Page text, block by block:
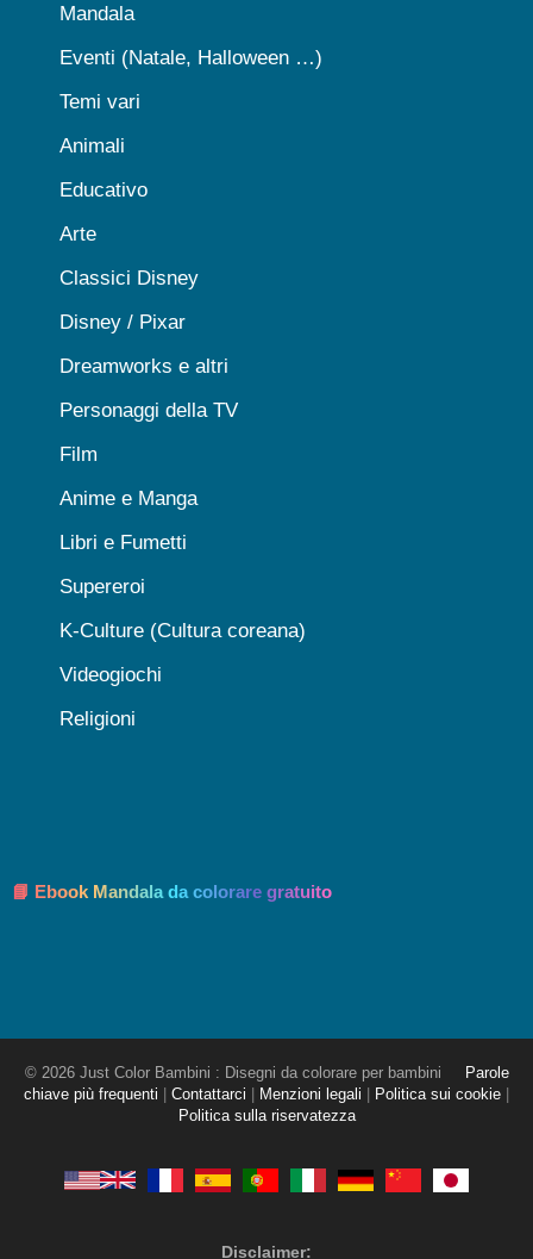
Mandala
Eventi (Natale, Halloween …)
Temi vari
Animali
Educativo
Arte
Classici Disney
Disney / Pixar
Dreamworks e altri
Personaggi della TV
Film
Anime e Manga
Libri e Fumetti
Supereroi
K-Culture (Cultura coreana)
Videogiochi
Religioni
📘 Ebook Mandala da colorare gratuito
© 2026 Just Color Bambini : Disegni da colorare per bambini
Parole
chiave più frequenti
Contattarci Menzioni legali Politica sui cookie
Politica sulla riservatezza
Disclaimer: